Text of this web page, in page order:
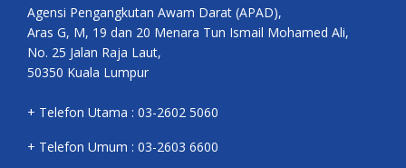
Agensi Pengangkutan Awam Darat (APAD),
Aras G, M, 19 dan 20 Menara Tun Ismail Mohamed Ali,
No. 25 Jalan Raja Laut,
50350 Kuala Lumpur
+ Telefon Utama : 03-2602 5060
+ Telefon Umum : 03-2603 6600